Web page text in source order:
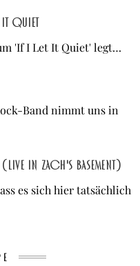
Quiet
'If I Let It Quiet' legt…
Band nimmt uns in
in Zach's Basement)
es sich hier tatsächlich